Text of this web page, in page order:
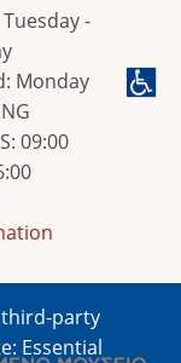
third-party
Essential
-
Monday
09:00